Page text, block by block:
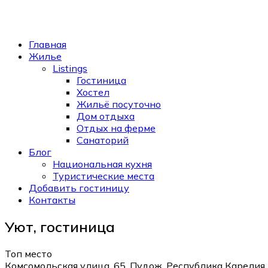
Главная
Жилье
Listings
Гостиница
Хостел
Жильё посуточно
Дом отдыха
Отдых на ферме
Санаторий
Блог
Национальная кухня
Туристические места
Добавить гостиницу
Контакты
Уют, гостиница
Топ место
Комсомольская улица, 65, Пудож, Республика Карелия,